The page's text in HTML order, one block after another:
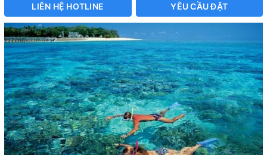
LIÊN HỆ HOTLINE YÊU CẦU ĐẶT